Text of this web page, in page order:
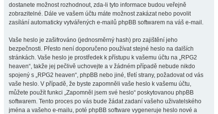
dostanete možnost rozhodnout, zda-li tyto informace budou veřejně
zobrazitelné. Dále ve vašem účtu máte možnost zakázat nebo povolit
zasílání automaticky vytvářených e-mailů phpBB softwarem na váš e-mail.
Vaše heslo je zašifrováno (jednosměrný hash) pro zajištění jeho
bezpečnosti. Přesto není doporučeno používat stejné heslo na dalších
stránkách. Vaše heslo je prostředek k přístupu k vašemu účtu na „RPG2
heaven“, takže jej pečlivě uchovejte a v žádném případě nebude nikdo
spojený s „RPG2 heaven“, phpBB nebo jiné, třetí strany, požadovat od vás
vaše heslo. V případě, že byste zapomněli vaše heslo k vašemu účtu,
můžete použít funkci „Zapomněl jsem své heslo“ poskytovanou phpBB
softwarem. Tento proces po vás bude žádat zadaní vašeho uživatelského
jména a vašeho e-mailu, poté phpBB software vygeneruje heslo nové a